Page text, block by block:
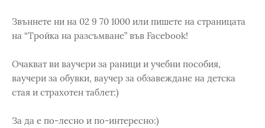
Звъннете ни на 02 9 70 1000 или пишете на страницата
на “Тройка на разсъмване” във Facebook!
Очакват ви ваучери за раници и учебни пособия,
ваучери за обувки, ваучер за обзавеждане на детска
стая и страхотен таблет:)
За да е по-лесно и по-интересно:)